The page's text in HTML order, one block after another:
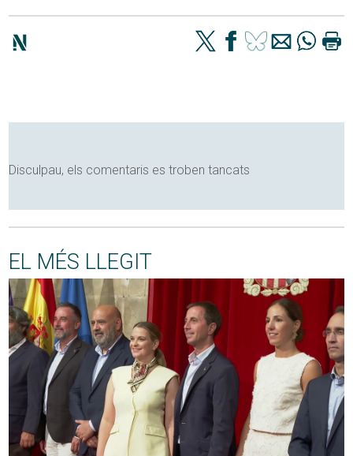
Disculpau, els comentaris es troben tancats
EL MÉS LLEGIT